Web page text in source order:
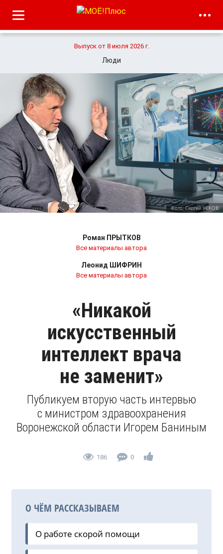
Выпуск от 8 июля 2026 г.
Люди
Фото: Сергей УСКОВ
Роман ПРЫТКОВ
Все материалы автора
Леонид ШИФРИН
Все материалы автора
«Никакой
искусственный
интеллект врача
не заменит»
Публикуем вторую часть интервью
с министром здравоохранения
Воронежской области Игорем Баниным
186 0
О ЧЁМ РАССКАЗЫВАЕМ
О работе скорой помощи